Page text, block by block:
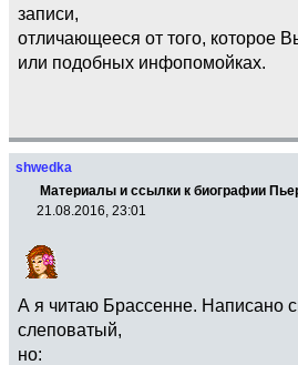
записи,
отличающееся от того, которое
или подобных инфопомойках.
shwedka
Материалы и ссылки к биографии
21.08.2016, 23:01
А я читаю Брассенне. Написано
слеповатый,
но: